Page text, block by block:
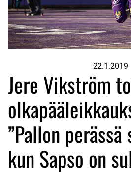
22.1.2019
Jere Vikström
”Pallon perässä
kun Sapso on